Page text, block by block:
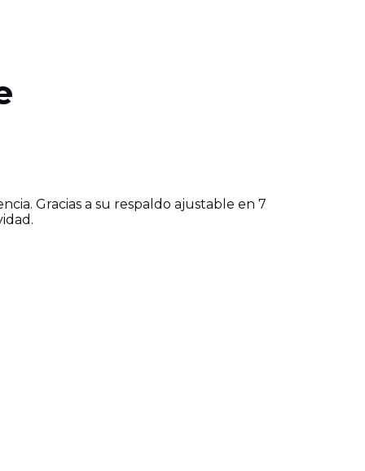
Gracias a su respaldo ajustable en 7